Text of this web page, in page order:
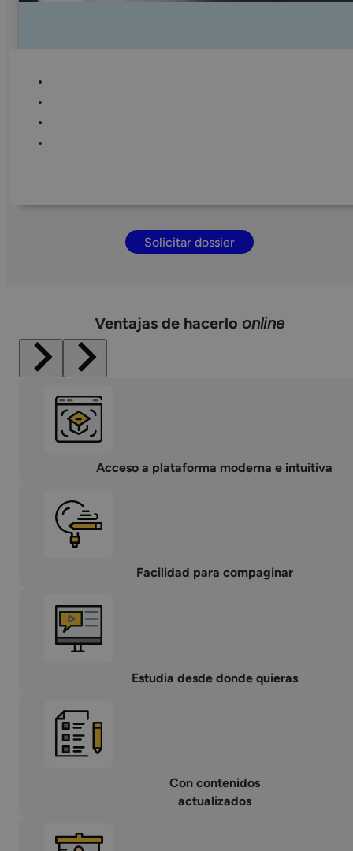
Solicitar dossier
Ventajas de hacerlo online
Acceso a plataforma moderna e intuitiva
Facilidad para compaginar
Estudia desde donde quieras
Con contenidos
actualizados